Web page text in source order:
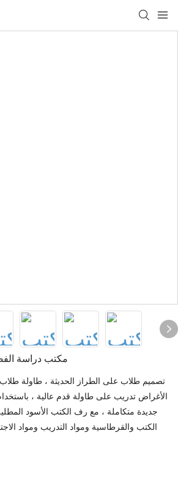
مكتب دراسة
تصميم طلاب على الطراز الحديثة ، طاولة
الأغراض تدريب على طاولة قدم عالية ،
الكتب والقرطاسية ومواد التدريب ومواد